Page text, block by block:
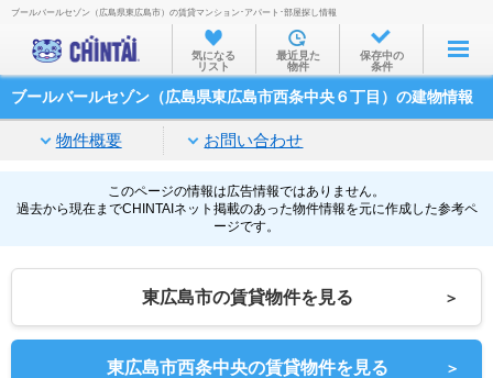
お部屋を探す
沿線・駅から
家賃相場から
通勤通学時間から
物件特集から
不動産会社から
TOP
ブールバールセゾン（広島県東広島市）の賃貸マンション･アパート･部屋探し情報
気になる
リスト
最近見た
物件
保存中の
条件
ブールバールセゾン（広島県東広島市西条中央６丁目）の建物情報
物件概要 お問い合わせ
このページの情報は広告情報ではありません。
過去から現在までCHINTAIネット掲載のあった物件情報を元に作成した参考ペ
ージです。
東広島市の賃貸物件を見る ＞
東広島市西条中央の賃貸物件を見る ＞